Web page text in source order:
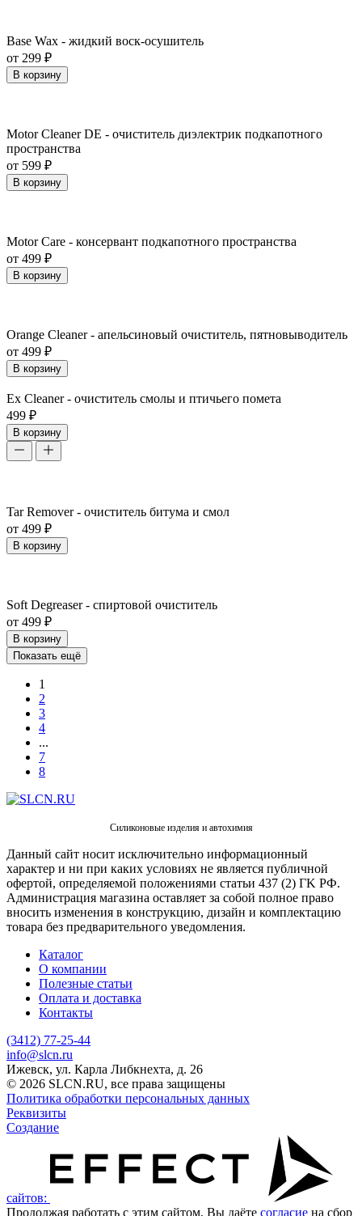
Base Wax - жидкий воск-осушитель
от 299 ₽
В корзину
Motor Cleaner DE - очиститель диэлектрик подкапотного
пространства
от 599 ₽
В корзину
Motor Care - консервант подкапотного пространства
от 499 ₽
В корзину
Orange Cleaner - апельсиновый очиститель, пятновыводитель
от 499 ₽
В корзину
Ex Cleaner - очиститель смолы и птичьего помета
499 ₽
В корзину
Tar Remover - очиститель битума и смол
от 499 ₽
В корзину
Soft Degreaser - спиртовой очиститель
от 499 ₽
В корзину
Показать ещё
1
2
3
4
...
7
8
Силиконовые изделия и автохимия
Данный сайт носит исключительно информационный
характер и ни при каких условиях не является публичной
офертой, определяемой положениями статьи 437 (2) ГK РФ.
Администрация магазина оставляет за собой полное право
вносить изменения в конструкцию, дизайн и комплектацию
товара без предварительного уведомления.
Каталог
О компании
Полезные статьи
Оплата и доставка
Контакты
(3412) 77-25-44
info@slcn.ru
Ижевск, ул. Карла Либкнехта, д. 26
© 2026 SLCN.RU, все права защищены
Политика обработки персональных данных
Реквизиты
Создание
сайтов:
Продолжая работать с этим сайтом, Вы даёте согласие на сбор